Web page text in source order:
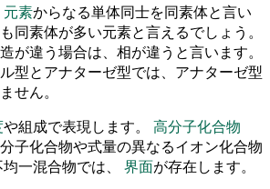
元素からなる単体同士を同素体と言い
同素体が多い元素と言えるでしょう。
が違う場合は、相が違うと言います。
型とアナターゼ型では、アナターゼ型
せん。
や組成で表現します。 高分子化合物
子化合物や式量の異なるイオン化合物
一混合物では、 界面が存在します。